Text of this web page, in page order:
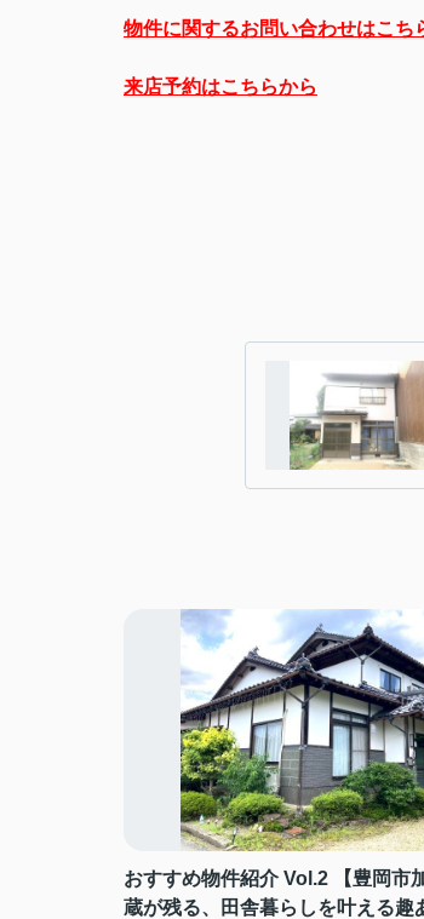
物件に関するお問い合わせはこち
来店予約はこちらから
おすすめ物件紹介 Vol.2 【豊岡市
蔵が残る、田舎暮らしを叶える趣